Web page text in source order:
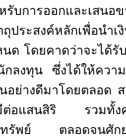
บการออกและเสนอ
ประสงค์หลักเพื่อนำเ
ด โดยคาดว่าจะได้รั
กลงทุน ซึ่งได้ให้ควา
อย่างดีมาโดยตลอด
ต่อแสนสิริ รวมทั้งค
ทรัพย์ ตลอดจนศักย